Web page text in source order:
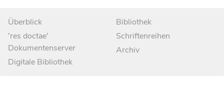
Überblick
'res doctae'
Dokumentenserver
Digitale Bibliothek
Bibliothek
Schriftenreihen
Archiv